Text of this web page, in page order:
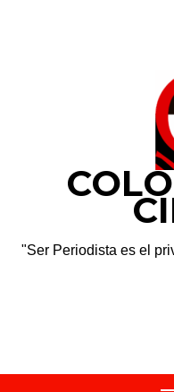
"Ser Periodista es el